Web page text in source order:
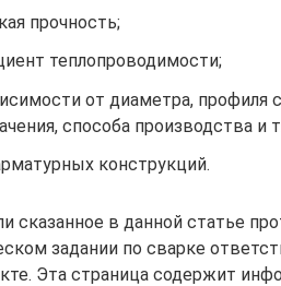
прочность;
теплопроводимости;
от диаметра, профиля
способа производства и
конструкций.
сказанное в данной статье
задании по сварке
Эта страница содержит